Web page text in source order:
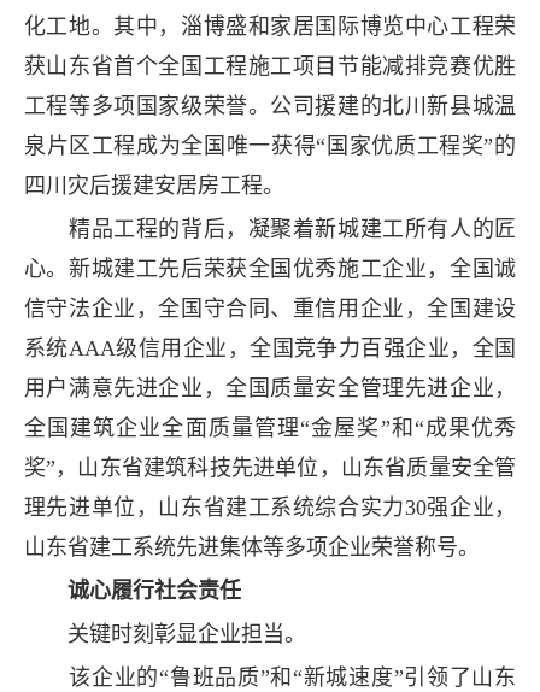
化工地。其中，淄博盛和家居国际博览中心工程荣
获山东省首个全国工程施工项目节能减排竞赛优胜
工程等多项国家级荣誉。公司援建的北川新县城温
泉片区工程成为全国唯一获得“国家优质工程奖”的
四川灾后援建安居房工程。
精品工程的背后，凝聚着新城建工所有人的匠
心。新城建工先后荣获全国优秀施工企业，全国诚
信守法企业，全国守合同、重信用企业，全国建设
系统AAA级信用企业，全国竞争力百强企业，全国
用户满意先进企业，全国质量安全管理先进企业，
全国建筑企业全面质量管理“金屋奖”和“成果优秀
奖”，山东省建筑科技先进单位，山东省质量安全管
理先进单位，山东省建工系统综合实力30强企业，
山东省建工系统先进集体等多项企业荣誉称号。
诚心履行社会责任
关键时刻彰显企业担当。
该企业的“鲁班品质”和“新城速度”引领了山东